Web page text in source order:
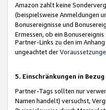
Amazon zahlt keine
(beispielsweise Anmeldungen
Bonusereignisse und
Ermessen, ob ein
Partner-Links zu den im
ungeachtet der
5. Einschränkungen in
Partner-Tags sollten nur
Namen handelt) versuchst,